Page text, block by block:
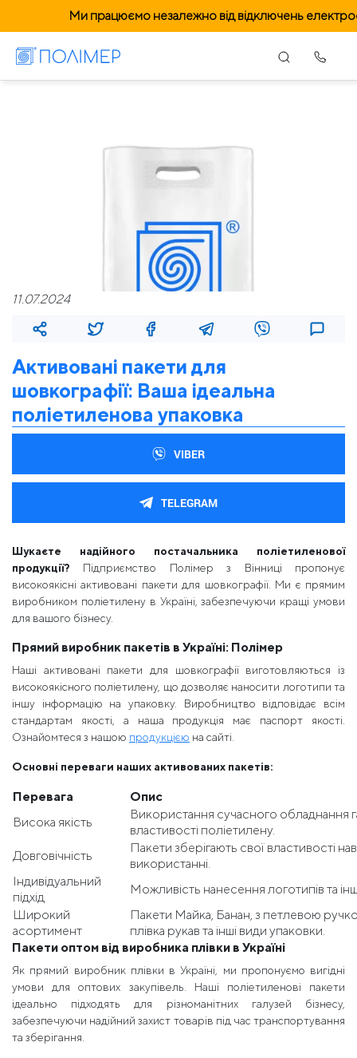
Ми працюємо незалежно від відключень
11.07.2024
Активовані пакети для
шовкографії: Ваша ідеальна
поліетиленова упаковка
VIBER
TELEGRAM
Шукаєте надійного постачальника поліетиленової
продукції? Підприємство Полімер з Вінниці пропонує
високоякісні активовані пакети для шовкографії. Ми є прямим
виробником поліетилену в Україні, забезпечуючи кращі умови
для вашого бізнесу.
Прямий виробник пакетів в Україні: Полімер
Наші активовані пакети для шовкографії виготовляються із
високоякісного поліетилену, що дозволяє наносити логотипи та
іншу інформацію на упаковку. Виробництво відповідає всім
стандартам якості, а наша продукція має паспорт якості.
Ознайомтеся з нашою продукцією на сайті.
Основні переваги наших активованих пакетів:
Перевага
Опис
Висока якість
Використання сучасного обладнання
властивості поліетилену.
Довговічність
Пакети зберігають свої властивості
використанні.
Індивідуальний
підхід
Можливість нанесення логотипів та
Широкий
асортимент
Пакети Майка, Банан, з петлевою
плівка рукав та інші види упаковки.
Пакети оптом від виробника плівки в Україні
Як прямий виробник плівки в Україні, ми пропонуємо вигідні
умови для оптових закупівель. Наші поліетиленові пакети
ідеально підходять для різноманітних галузей бізнесу,
забезпечуючи надійний захист товарів під час транспортування
та зберігання.